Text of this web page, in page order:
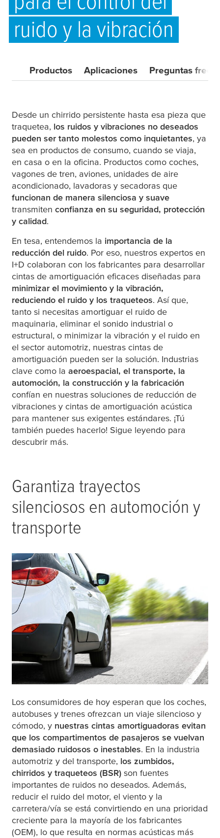
ruido y la vibración
Productos Aplicaciones Preguntas
Desde un chirrido persistente hasta esa pieza que
traquetea, los ruidos y vibraciones no deseados
pueden ser tanto molestos como inquietantes, ya
sea en productos de consumo, cuando se viaja,
en casa o en la oficina. Productos como coches,
vagones de tren, aviones, unidades de aire
acondicionado, lavadoras y secadoras que
funcionan de manera silenciosa y suave
transmiten confianza en su seguridad, protección
y calidad.
En tesa, entendemos la importancia de la
reducción del ruido. Por eso, nuestros expertos en
I+D colaboran con los fabricantes para desarrollar
cintas de amortiguación eficaces diseñadas para
minimizar el movimiento y la vibración,
reduciendo el ruido y los traqueteos. Así que,
tanto si necesitas amortiguar el ruido de
maquinaria, eliminar el sonido industrial o
estructural, o minimizar la vibración y el ruido en
el sector automotriz, nuestras cintas de
amortiguación pueden ser la solución. Industrias
clave como la aeroespacial, el transporte, la
automoción, la construcción y la fabricación
confían en nuestras soluciones de reducción de
vibraciones y cintas de amortiguación acústica
para mantener sus exigentes estándares. ¡Tú
también puedes hacerlo! Sigue leyendo para
descubrir más.
Garantiza trayectos
silenciosos en automoción y
transporte
Los consumidores de hoy esperan que los coches,
autobuses y trenes ofrezcan un viaje silencioso y
cómodo, y nuestras cintas amortiguadoras evitan
que los compartimentos de pasajeros se vuelvan
demasiado ruidosos o inestables. En la industria
automotriz y del transporte, los zumbidos,
chirridos y traqueteos (BSR) son fuentes
importantes de ruidos no deseados. Además,
reducir el ruido del motor, el viento y la
carretera/vía se está convirtiendo en una prioridad
creciente para la mayoría de los fabricantes
(OEM), lo que resulta en normas acústicas más